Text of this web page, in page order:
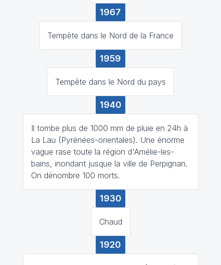
1967
Tempête dans le Nord de la France
1959
Tempête dans le Nord du pays
1940
Il tombe plus de 1000 mm de pluie en 24h à
La Lau (Pyrénées-orientales). Une énorme
vague rase toute la région d'Amélie-les-
bains, inondant jusque la ville de Perpignan.
On dénombre 100 morts.
1930
Chaud
1920